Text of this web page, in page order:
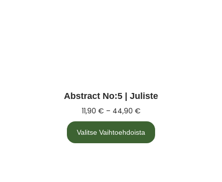
Abstract No:5 | Juliste
11,90 € – 44,90 €
Valitse Vaihtoehdoista